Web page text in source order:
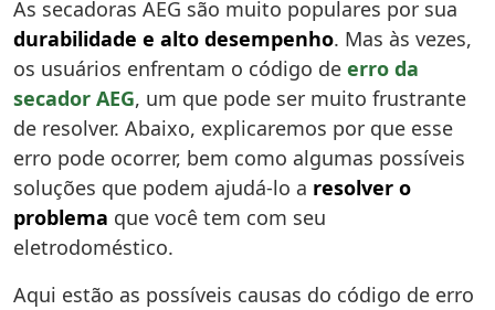
As secadoras AEG são muito populares por sua
durabilidade e alto desempenho. Mas às vezes,
os usuários enfrentam o código de erro da
secador AEG, um que pode ser muito frustrante
de resolver. Abaixo, explicaremos por que esse
erro pode ocorrer, bem como algumas possíveis
soluções que podem ajudá-lo a resolver o
problema que você tem com seu
eletrodoméstico.
Aqui estão as possíveis causas do código de erro